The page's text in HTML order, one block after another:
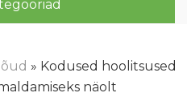
» Kodused hoolitsused
näolt